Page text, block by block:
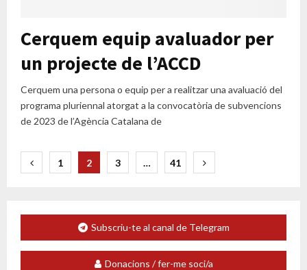
Cerquem equip avaluador per
un projecte de l’ACCD
Cerquem una persona o equip per a realitzar una avaluació del
programa pluriennal atorgat a la convocatòria de subvencions
de 2023 de l’Agència Catalana de
Paginació
les
entrades
1 2 3 … 41
Subscriu-te al canal de Telegram
Donacions / fer-me soci/a